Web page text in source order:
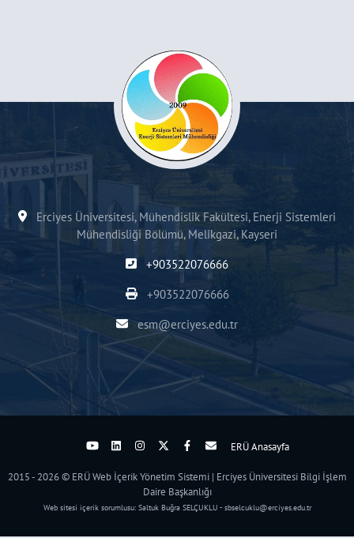
Erciyes Üniversitesi, Mühendislik Fakültesi, Enerji Sistemleri
Mühendisliği Bölümü, Melikgazi, Kayseri
+903522076666
+903522076666
esm@erciyes.edu.tr
ERÜ Anasayfa
2015 - 2026 © ERÜ Web İçerik Yönetim Sistemi | Erciyes Üniversitesi Bilgi İşlem
Daire Başkanlığı
Web sitesi içerik sorumlusu: Saltuk Buğra SELÇUKLU - sbselcuklu@erciyes.edu.tr